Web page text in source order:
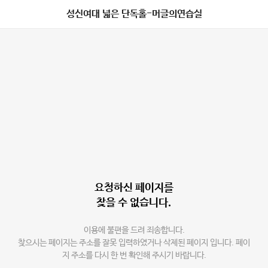
성신여대 넓은 단독홀-머글의연습실
요청하신 페이지를
찾을 수 없습니다.
이용에 불편을 드려 죄송합니다.
찾으시는 페이지는 주소를 잘못 입력하였거나 삭제된 페이지 입니다. 페이
지 주소를 다시 한 번 확인해 주시기 바랍니다.